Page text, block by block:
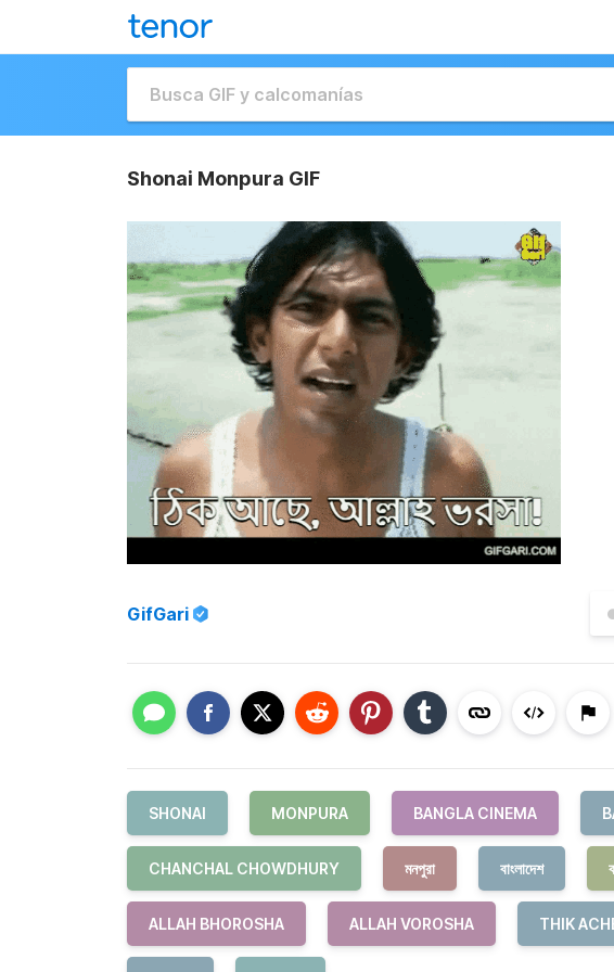
Shonai Monpura GIF
GifGari
SHONAI MONPURA BANGLA CINEMA
CHANCHAL CHOWDHURY মনপুরা বাংলাদেশ
ALLAH BHOROSHA ALLAH VOROSHA THIK